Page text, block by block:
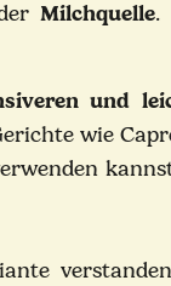
Milchquelle.
und
wie